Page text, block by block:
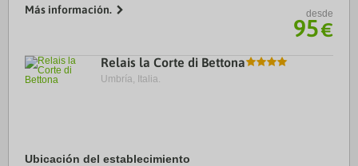
residence de interés histórico se ...
Más información. desde
95€
Relais la Corte di Bettona
Umbría, Italia.
Ubicación del establecimiento